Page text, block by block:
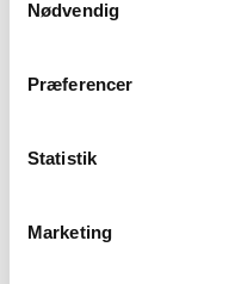
Nødvendig
Præferencer
Statistik
Marketing
Copyright Talium